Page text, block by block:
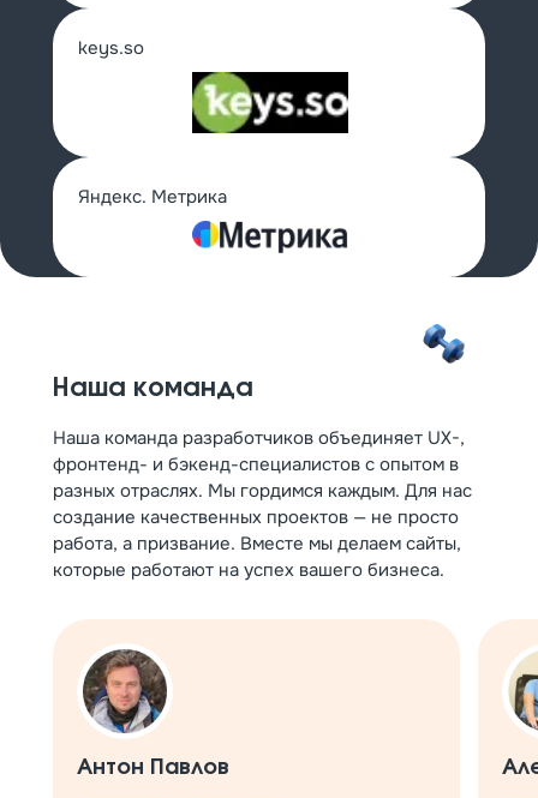
keys.so
Яндекс. Метрика
Наша команда
Наша команда разработчиков объединяет UX-,
фронтенд- и бэкенд-специалистов с опытом в
разных отраслях. Мы гордимся каждым. Для нас
создание качественных проектов — не просто
работа, а призвание. Вместе мы делаем сайты,
которые работают на успех вашего бизнеса.
Антон Павлов